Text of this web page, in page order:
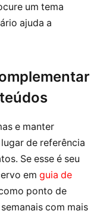
um tema
ajuda a
e manter
de referência
Se esse é seu
em guia de
ponto de
com mais